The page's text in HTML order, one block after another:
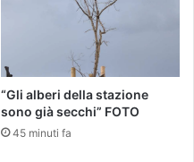
“Gli alberi della stazione
sono già secchi” FOTO
45 minuti fa